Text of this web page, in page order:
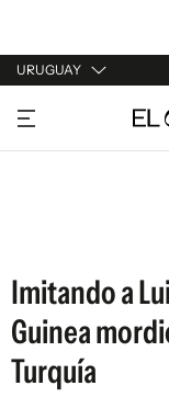
URUGUAY
URUGUAY
ARGENTINA
Imitando a
Guinea
Turquía